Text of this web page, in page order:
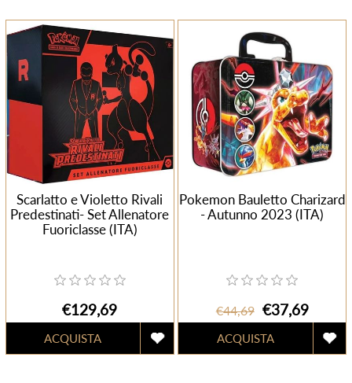
Scarlatto e Violetto Rivali
Predestinati- Set Allenatore
Fuoriclasse (ITA)
€129,69
Pokemon Bauletto Charizard
- Autunno 2023 (ITA)
€44,69 €37,69